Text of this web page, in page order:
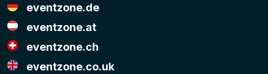
eventzone.de
eventzone.at
eventzone.ch
eventzone.co.uk